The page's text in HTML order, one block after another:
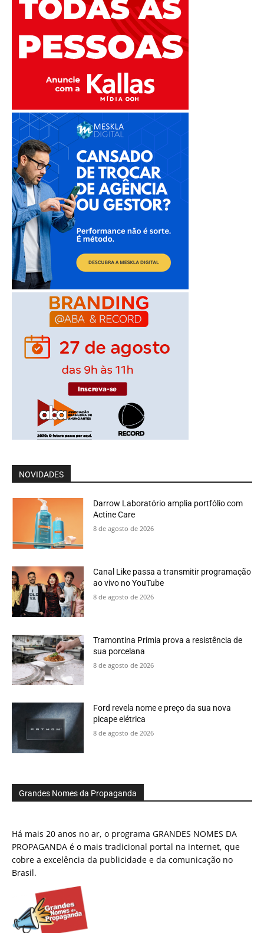
NOVIDADES
Darrow Laboratório amplia portfólio com
Actine Care
8 de agosto de 2026
Canal Like passa a transmitir programação
ao vivo no YouTube
8 de agosto de 2026
Tramontina Primia prova a resistência de
sua porcelana
8 de agosto de 2026
Ford revela nome e preço da sua nova
picape elétrica
8 de agosto de 2026
Grandes Nomes da Propaganda
Há mais 20 anos no ar, o programa GRANDES NOMES DA
PROPAGANDA é o mais tradicional portal na internet, que
cobre a excelência da publicidade e da comunicação no
Brasil.